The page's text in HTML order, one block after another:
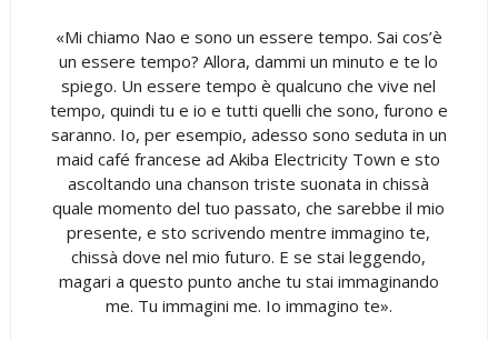
«Mi chiamo Nao e sono un essere tempo. Sai cos’è
un essere tempo? Allora, dammi un minuto e te lo
spiego. Un essere tempo è qualcuno che vive nel
tempo, quindi tu e io e tutti quelli che sono, furono e
saranno. Io, per esempio, adesso sono seduta in un
maid café francese ad Akiba Electricity Town e sto
ascoltando una chanson triste suonata in chissà
quale momento del tuo passato, che sarebbe il mio
presente, e sto scrivendo mentre immagino te,
chissà dove nel mio futuro. E se stai leggendo,
magari a questo punto anche tu stai immaginando
me. Tu immagini me. Io immagino te».